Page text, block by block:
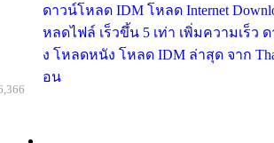
ดาวน์โหลด IDM โหลด Internet
หลดไฟล์ เร็วขึ้น 5 เท่า เพิ่มความเร็ว
ง โหลดหนัง โหลด IDM ล่าสุด จาก
อน